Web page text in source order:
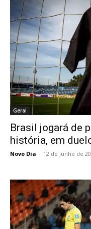
Geral
Brasil jogará de
história, em
Novo Dia - 12 de junho de